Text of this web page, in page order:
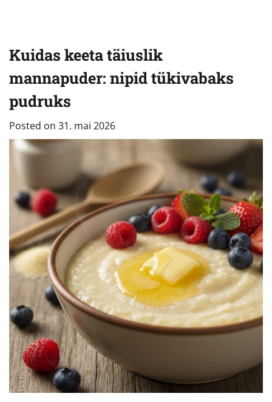
Kuidas keeta täiuslik
mannapuder: nipid tükivabaks
pudruks
Posted on 31. mai 2026